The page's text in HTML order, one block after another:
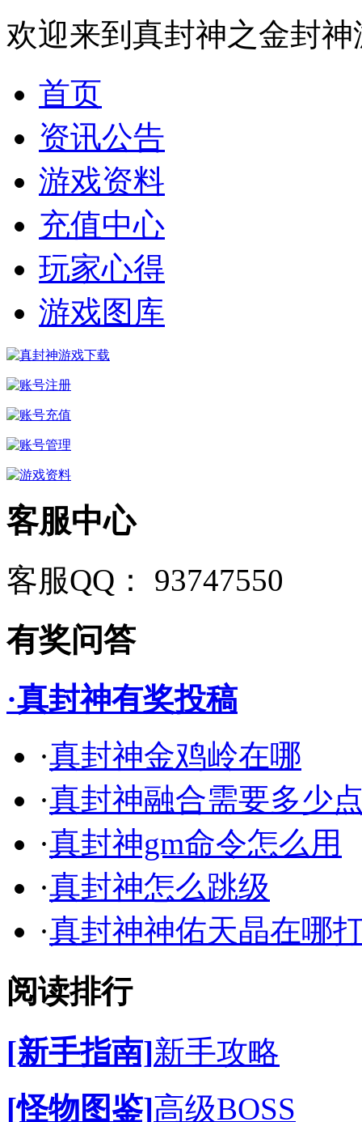
欢迎来到真封神之金封
首页
资讯公告
游戏资料
充值中心
玩家心得
游戏图库
客服中心
客服QQ： 93747550
有奖问答
·真封神有奖投稿
·真封神金鸡岭在哪
·真封神融合需要多少
·真封神gm命令怎么用
·真封神怎么跳级
·真封神神佑天晶在哪
阅读排行
[新手指南]新手攻略
[怪物图鉴]高级BOSS